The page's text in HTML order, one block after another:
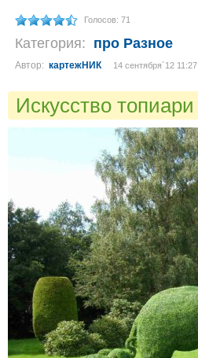
Голосов: 71
Категория: про Разное
Автор: картежНИК 14 сентября´12 11:27
Искусство топиари